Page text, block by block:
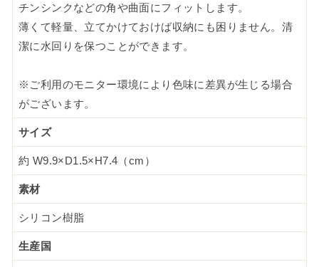
チンシンクなどの角や曲面にフィットします。
薄くて軽量、立てかけておけば収納にも困りません。清
潔に水回りを保つことができます。
※ご利用のモニター環境により色味に差異が生じる場合
がございます。
サイズ
約 W9.9×D1.5×H7.4（cm）
素材
シリコン樹脂
生産国